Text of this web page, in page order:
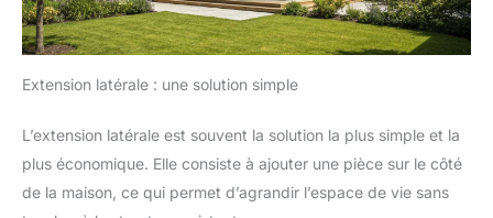
Extension latérale : une solution simple
L’extension latérale est souvent la solution la plus simple et la
plus économique. Elle consiste à ajouter une pièce sur le côté
de la maison, ce qui permet d’agrandir l’espace de vie sans